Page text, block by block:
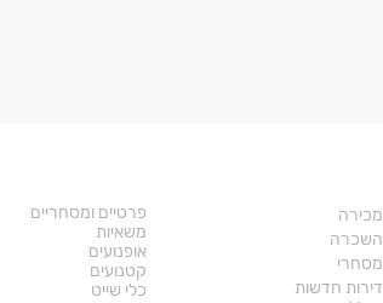
מכירה
השכרה
מסחרי
דירות חדשות
פרטיים ומסחריים
משאיות
אופנועים
קטנועים
כלי שייט